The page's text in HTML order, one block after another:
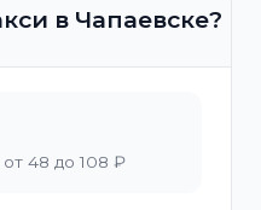
в Чапаевске?
48 до 108 ₽